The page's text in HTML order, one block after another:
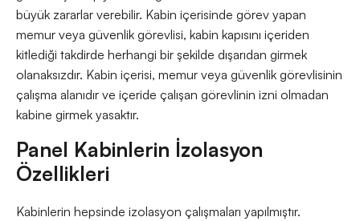
büyük zararlar verebilir. Kabin içerisinde görev yapan
memur veya güvenlik görevlisi, kabin kapısını içeriden
kitlediği takdirde herhangi bir şekilde dışarıdan girmek
olanaksızdır. Kabin içerisi, memur veya güvenlik görevlisinin
çalışma alanıdır ve içeride çalışan görevlinin izni olmadan
kabine girmek yasaktır.
Panel Kabinlerin İzolasyon
Özellikleri
Kabinlerin hepsinde izolasyon çalışmaları yapılmıştır.